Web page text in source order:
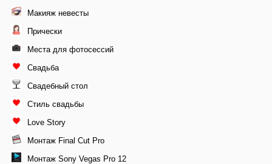
Макияж невесты
Прически
Места для фотосессий
Свадьба
Свадебный стол
Стиль свадьбы
Love Story
Монтаж Final Cut Pro
Монтаж Sony Vegas Pro 12